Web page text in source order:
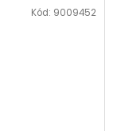
Kód: 9009452